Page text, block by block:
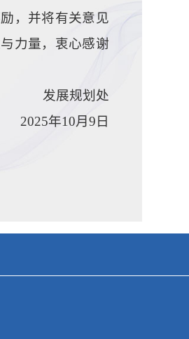
，并将有关意见
力量，衷心感谢
划处
2025年10月9日